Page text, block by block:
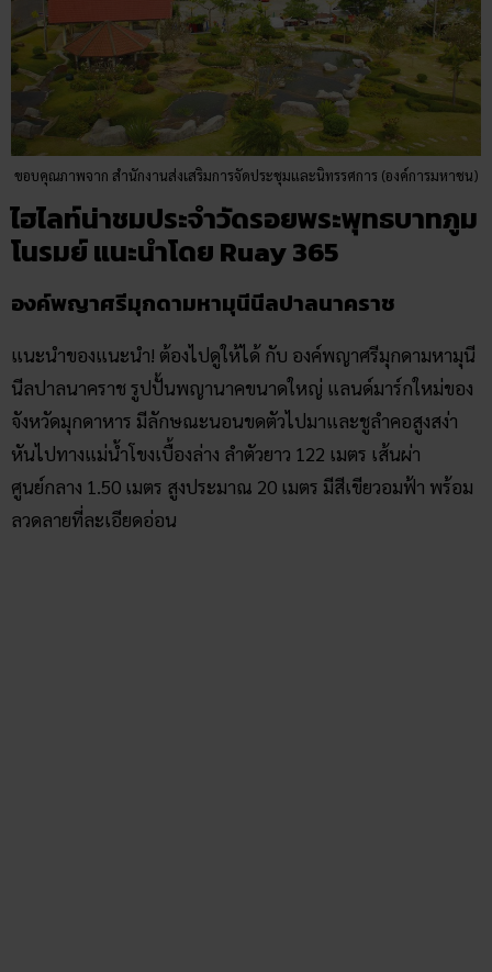
ขอบคุณภาพจาก สำนักงานส่งเสริมการจัดประชุมและนิทรรศการ (องค์การมหาชน)
ไฮไลท์น่าชมประจำวัดรอยพระพุทธบาทภูม
โนรมย์ แนะนำโดยRuay 365
องค์พญาศรีมุกดามหามุนีนีลปาลนาคราช
แนะนำของแนะนำ! ต้องไปดูให้ได้ กับ องค์พญาศรีมุกดามหามุนี
นีลปาลนาคราช รูปปั้นพญานาคขนาดใหญ่ แลนด์มาร์กใหม่ของ
จังหวัดมุกดาหาร มีลักษณะนอนขดตัวไปมาและชูลำคอสูงสง่า
หันไปทางแม่น้ำโขงเบื้องล่าง ลำตัวยาว 122 เมตร เส้นผ่า
ศูนย์กลาง 1.50 เมตร สูงประมาณ 20 เมตร มีสีเขียวอมฟ้า พร้อม
ลวดลายที่ละเอียดอ่อน